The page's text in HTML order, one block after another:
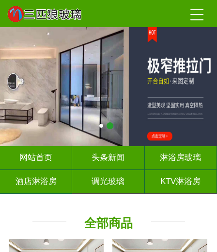
网站首页 头条新闻 淋浴房玻璃
酒店淋浴房 调光玻璃 KTV淋浴房
全部商品